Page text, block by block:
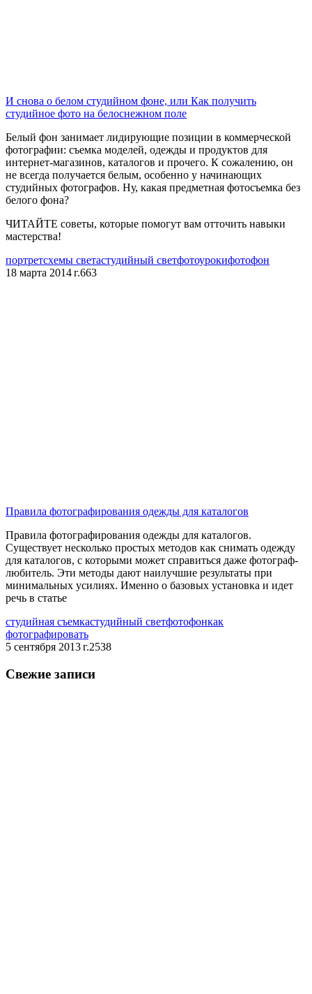
И снова о белом студийном фоне, или Как получить
студийное фото на белоснежном поле
Белый фон занимает лидирующие позиции в коммерческой
фотографии: съемка моделей, одежды и продуктов для
интернет-магазинов, каталогов и прочего. К сожалению, он
не всегда получается белым, особенно у начинающих
студийных фотографов. Ну, какая предметная фотосъемка без
белого фона?
ЧИТАЙТЕ советы, которые помогут вам отточить навыки
мастерства!
портретсхемы светастудийный светфотоурокифотофон
18 марта 2014 г.663
Правила фотографирования одежды для каталогов
Правила фотографирования одежды для каталогов.
Существует несколько простых методов как снимать одежду
для каталогов, с которыми может справиться даже фотограф-
любитель. Эти методы дают наилучшие результаты при
минимальных усилиях. Именно о базовых установка и идет
речь в статье
студийная съемкастудийный светфотофонкак
фотографировать
5 сентября 2013 г.2538
Свежие записи